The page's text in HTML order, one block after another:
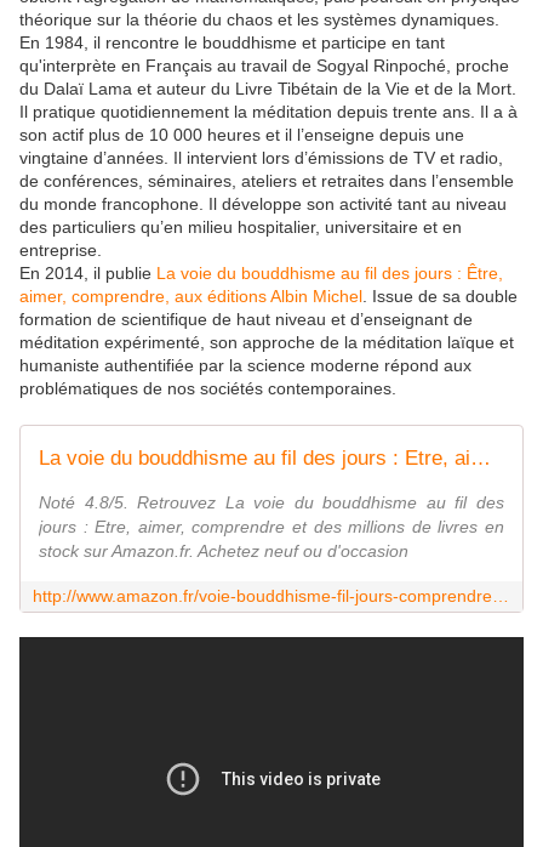
théorique sur la théorie du chaos et les systèmes dynamiques.
En 1984, il rencontre le bouddhisme et participe en tant
qu'interprète en Français au travail de Sogyal Rinpoché, proche
du Dalaï Lama et auteur du Livre Tibétain de la Vie et de la Mort.
Il pratique quotidiennement la méditation depuis trente ans. Il a à
son actif plus de 10 000 heures et il l’enseigne depuis une
vingtaine d’années. Il intervient lors d’émissions de TV et radio,
de conférences, séminaires, ateliers et retraites dans l’ensemble
du monde francophone. Il développe son activité tant au niveau
des particuliers qu’en milieu hospitalier, universitaire et en
entreprise.
En 2014, il publie La voie du bouddhisme au fil des jours : Être,
aimer, comprendre, aux éditions Albin Michel . Issue de sa double
formation de scientifique de haut niveau et d’enseignant de
méditation expérimenté, son approche de la méditation laïque et
humaniste authentifiée par la science moderne répond aux
problématiques de nos sociétés contemporaines.
La voie du bouddhisme au fil des jours : Etre, aimer, comprendre
Noté 4.8/5. Retrouvez La voie du bouddhisme au fil des
jours : Etre, aimer, comprendre et des millions de livres en
stock sur Amazon.fr. Achetez neuf ou d'occasion